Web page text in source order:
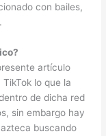
con bailes,
artículo
lo que la
de dicha red
sin embargo hay
buscando